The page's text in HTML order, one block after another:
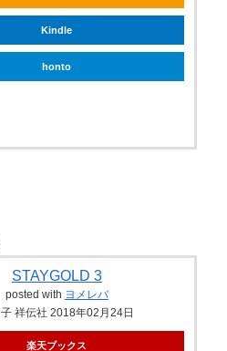
Kindle
honto
STAYGOLD 3
posted with ヨメレバ
祥伝社 2018年02月24日
楽天ブックス